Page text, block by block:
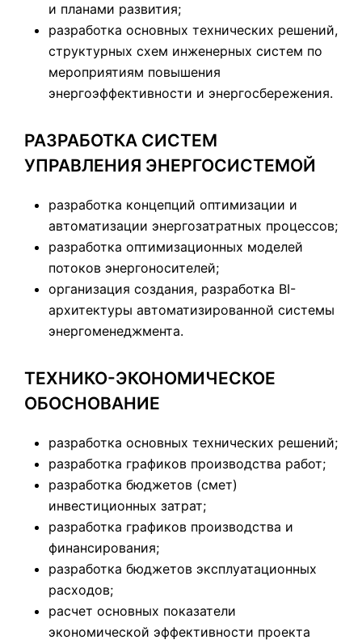
и планами развития;
разработка основных технических решений,
структурных схем инженерных систем по
мероприятиям повышения
энергоэффективности и энергосбережения.
РАЗРАБОТКА СИСТЕМ
УПРАВЛЕНИЯ ЭНЕРГОСИСТЕМОЙ
разработка концепций оптимизации и
автоматизации энергозатратных процессов;
разработка оптимизационных моделей
потоков энергоносителей;
организация создания, разработка BI-
архитектуры автоматизированной системы
энергоменеджмента.
ТЕХНИКО-ЭКОНОМИЧЕСКОЕ
ОБОСНОВАНИЕ
разработка основных технических решений;
разработка графиков производства работ;
разработка бюджетов (смет)
инвестиционных затрат;
разработка графиков производства и
финансирования;
разработка бюджетов эксплуатационных
расходов;
расчет основных показатели
экономической эффективности проекта